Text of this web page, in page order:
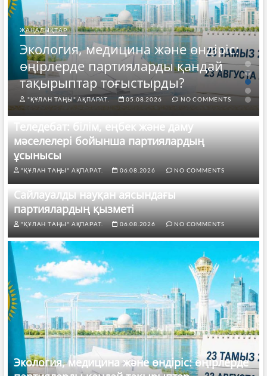
ЖАҢАЛЫҚТАР
Экология, медицина және өндіріс:
өңірлерде партияларды қандай
тақырыптар тоғыстырды?
"ҚҰЛАН ТАҢЫ" АҚПАРАТ. 05.08.2026 NO COMMENTS
Теледебат: білім, еңбек және даму
мәселелері бойынша партиялардың
ұсынысы
"ҚҰЛАН ТАҢЫ" АҚПАРАТ. 06.08.2026 NO COMMENTS
Сайлауалды науқан аясындағы
партиялардың қызметі
"ҚҰЛАН ТАҢЫ" АҚПАРАТ. 06.08.2026 NO COMMENTS
Экология, медицина және өндіріс: өңірлерде